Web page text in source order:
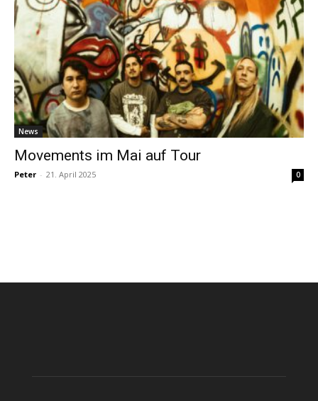
News
Movements im Mai auf Tour
Peter - 21. April 2025 0